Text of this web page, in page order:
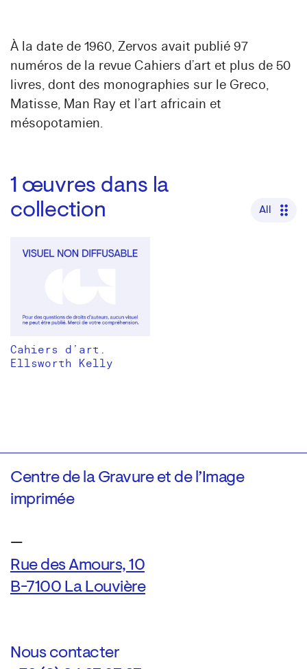
À la date de 1960, Zervos avait publié 97
numéros de la revue Cahiers d’art et plus de 50
livres, dont des monographies sur le Greco,
Matisse, Man Ray et l’art africain et
mésopotamien.
1 œuvres dans la
collection
All
Cahiers d’art.
Ellsworth Kelly
Centre de la Gravure et de l’Image
imprimée
—
Rue des Amours, 10
B-7100 La Louvière
Nous contacter